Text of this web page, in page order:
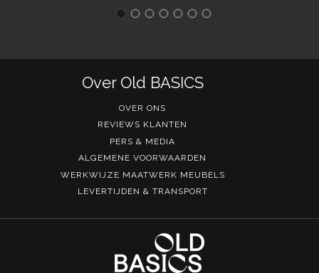
Over Old BASICS
OVER ONS
REVIEWS KLANTEN
PERS & MEDIA
ALGEMENE VOORWAARDEN
WERKWIJZE MAATWERK MEUBELS
LEVERTIJDEN & TRANSPORT